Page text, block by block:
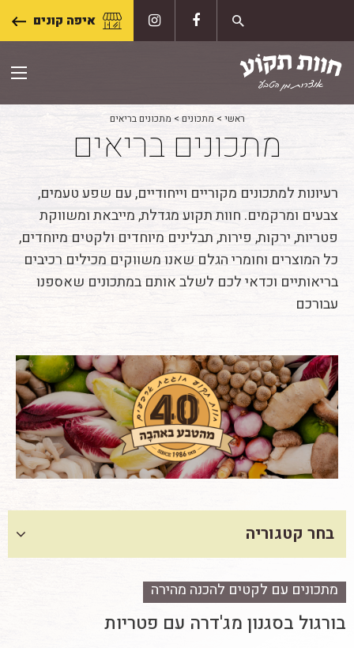
content
איפה קונים
ראשי > מתכונים > מתכונים בריאים
מתכונים בריאים
רעיונות למתכונים מקוריים וייחודיים, עם שפע טעמים,
צבעים ומרקמים. חוות תקוע מגדלת, מייבאת ומשווקת
פטריות, ירקות, פירות, תבלינים מיוחדים ולקטים מיוחדים,
כל המוצרים וחומרי הגלם שאנו משווקים מכילים רכיבים
בריאותיים וכדאי לכם לשלב אותם במתכונים שאספנו
עבורכם
בחר קטגוריה
מתכונים עם לקטים להכנה מהירה
בורגול בסגנון מג'דרה עם פטריות